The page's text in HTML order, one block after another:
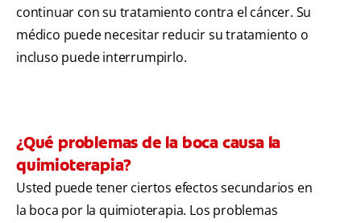
continuar con su tratamiento contra el cáncer. Su
médico puede necesitar reducir su tratamiento o
incluso puede interrumpirlo.
¿Qué problemas de la boca causa la
quimioterapia?
Usted puede tener ciertos efectos secundarios en
la boca por la quimioterapia. Los problemas